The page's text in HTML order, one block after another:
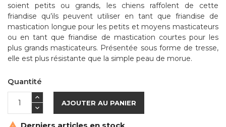
soient petits ou grands, les chiens raffolent de cette
friandise qu’ils peuvent utiliser en tant que friandise de
mastication longue pour les petits et moyens masticateurs
ou en tant que friandise de mastication courtes pour les
plus grands masticateurs. Présentée sous forme de tresse,
elle est plus résistante que la simple peau de morue.
Quantité
AJOUTER AU PANIER